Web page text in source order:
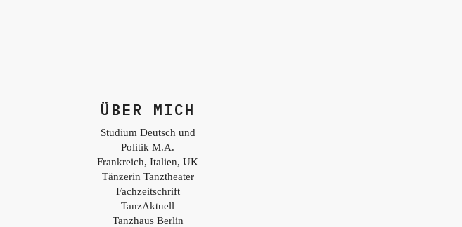
ÜBER MICH
Studium Deutsch und
Politik M.A.
Frankreich, Italien, UK
Tänzerin Tanztheater
Fachzeitschrift
TanzAktuell
Tanzhaus Berlin